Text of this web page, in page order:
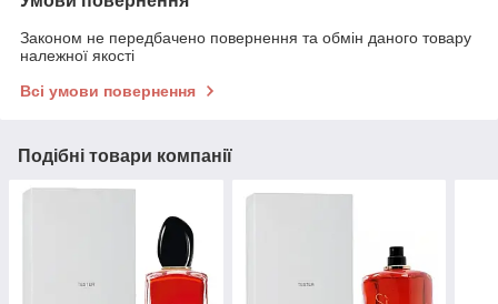
Законом не передбачено повернення та обмін даного товару
належної якості
Всі умови повернення
Подібні товари компанії